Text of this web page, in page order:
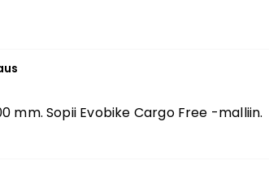
mm. Sopii Evobike Cargo Free -malliin.